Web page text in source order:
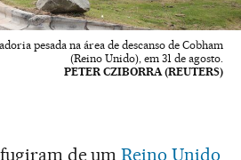
pesada na área de descanso de Cobham
(Reino Unido), em 31 de agosto.
PETER CZIBORRA (REUTERS)
de umReino Unido